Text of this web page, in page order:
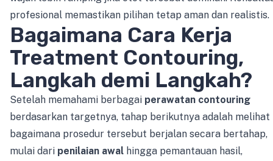
profesional memastikan pilihan tetap aman dan realistis.
Bagaimana Cara Kerja
Treatment Contouring,
Langkah demi Langkah?
Setelah memahami berbagai perawatan contouring
berdasarkan targetnya, tahap berikutnya adalah melihat
bagaimana prosedur tersebut berjalan secara bertahap,
mulai dari penilaian awal hingga pemantauan hasil,